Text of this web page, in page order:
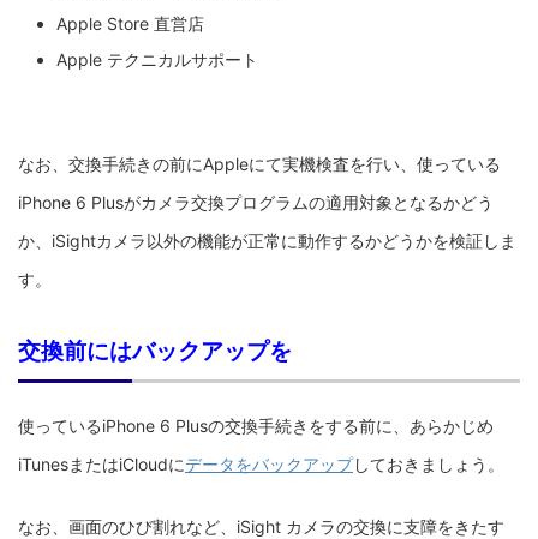
Apple Store 直営店
Apple テクニカルサポート
なお、交換手続きの前にAppleにて実機検査を行い、使っている
iPhone 6 Plusがカメラ交換プログラムの適用対象となるかどう
か、iSightカメラ以外の機能が正常に動作するかどうかを検証しま
す。
交換前にはバックアップを
使っているiPhone 6 Plusの交換手続きをする前に、あらかじめ
iTunesまたはiCloudにデータをバックアップしておきましょう。
なお、画面のひび割れなど、iSight カメラの交換に支障をきたす